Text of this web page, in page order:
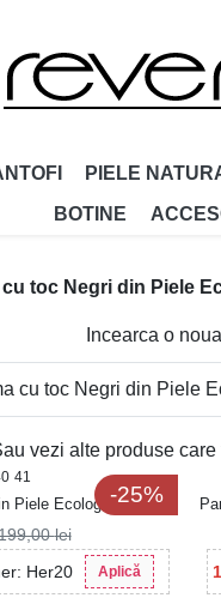
PIELE
BOTINE
toc Negri din Piele
Incearca o
vezi alte produse
-25%
41
Piele Ecologica Lacuita
Her20 Aplică
lei